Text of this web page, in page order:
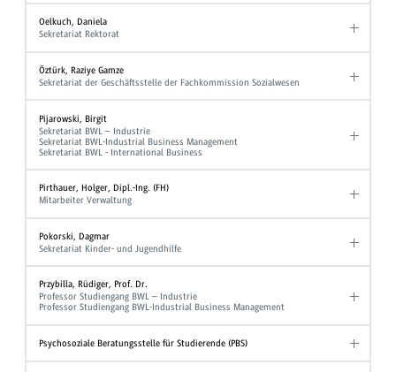
Oelkuch, Daniela
Sekretariat Rektorat
Öztürk, Raziye Gamze
Sekretariat der Geschäftsstelle der Fachkommission Sozialwesen
Pijarowski, Birgit
Sekretariat BWL – Industrie
Sekretariat BWL-Industrial Business Management
Sekretariat BWL - International Business
Pirthauer, Holger, Dipl.-Ing. (FH)
Mitarbeiter Verwaltung
Pokorski, Dagmar
Sekretariat Kinder- und Jugendhilfe
Przybilla, Rüdiger, Prof. Dr.
Professor Studiengang BWL – Industrie
Professor Studiengang BWL-Industrial Business Management
Psychosoziale Beratungsstelle für Studierende (PBS)